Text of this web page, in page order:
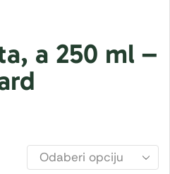
a 250 ml –